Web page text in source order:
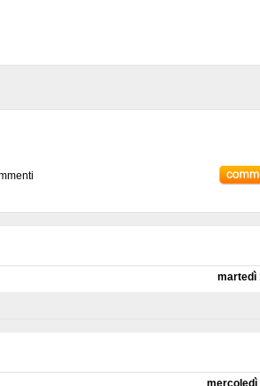
martedì
mercoledì